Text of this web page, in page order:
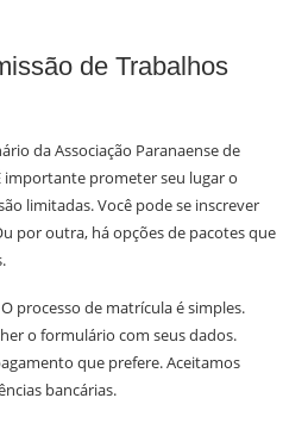
de Trabalhos
da Associação Paranaense de
importante prometer seu lugar o
limitadas. Você pode se inscrever
por outra, há opções de pacotes que
O processo de matrícula é simples.
o formulário com seus dados.
que prefere. Aceitamos
bancárias.